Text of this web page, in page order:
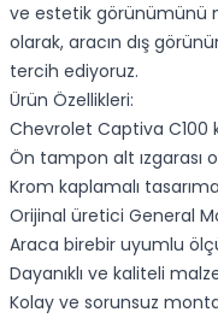
ve estetik görünümünü
olarak, aracın dış
tercih ediyoruz.
Ürün Özellikleri:
Chevrolet Captiva
Ön tampon alt ızgarası
Krom kaplamalı
Orijinal üretici General
Araca birebir uyumlu
Dayanıklı ve kaliteli
Kolay ve sorunsuz